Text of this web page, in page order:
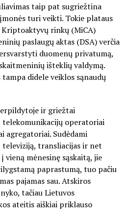
taip pat sugriežtina
turi veikti. Tokie plataus
Kriptoaktyvų rinkų (MiCA)
paslaugų aktas (DSA) verčia
duomenų privatumą,
išteklių valdymą.
didele veiklos sąnaudų
ir griežtai
operatoriai
agregatoriai. Sudėdami
transliacijas ir net
mėnesinę sąskaitą, jie
paprastumą, tuo pačiu
pajamas sau. Atskiros
tačiau Lietuvos
ateitis aiškiai priklauso